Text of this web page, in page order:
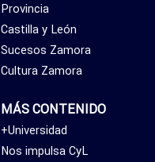
Provincia
Castilla y León
Sucesos Zamora
Cultura Zamora
MÁS CONTENIDO
+Universidad
Nos impulsa CyL